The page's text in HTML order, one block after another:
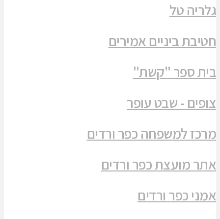
גלריה טל
חטיבת ביניים אמירים
בית ספר "קשת"
צופים - שבט עופר
מרכז למשפחה כפר ורדים
אתר מועצת כפר ורדים
אמני כפר ורדים